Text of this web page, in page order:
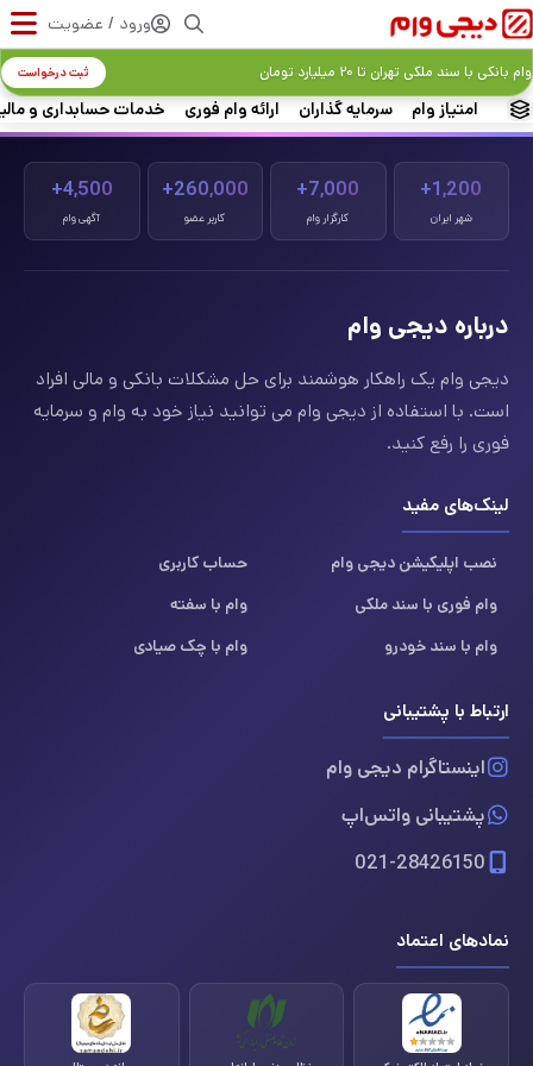
ورود / عضویت
امتیاز وام سرمایه گذاران ارائه وام فوری خدمات حسابداری و
وام بانکی با سند ملکی تهران تا ۲۰ میلیارد تومان ثبت درخواست
1,200+
شهر ایران
7,000+
کارگزار وام
260,000+
کاربر عضو
4,500+
آگهی وام
درباره دیجی وام
دیجی وام یک راهکار هوشمند برای حل مشکلات بانکی و مالی افراد
است. با استفاده از دیجی وام می توانید نیاز خود به وام و سرمایه
فوری را رفع کنید.
لینک‌های مفید
نصب اپلیکیشن دیجی وام
حساب کاربری
وام فوری با سند ملکی
وام با سفته
وام با سند خودرو
وام با چک صیادی
ارتباط با پشتیبانی
اینستاگرام دیجی وام
پشتیبانی واتس‌اپ
021-28426150
نمادهای اعتماد